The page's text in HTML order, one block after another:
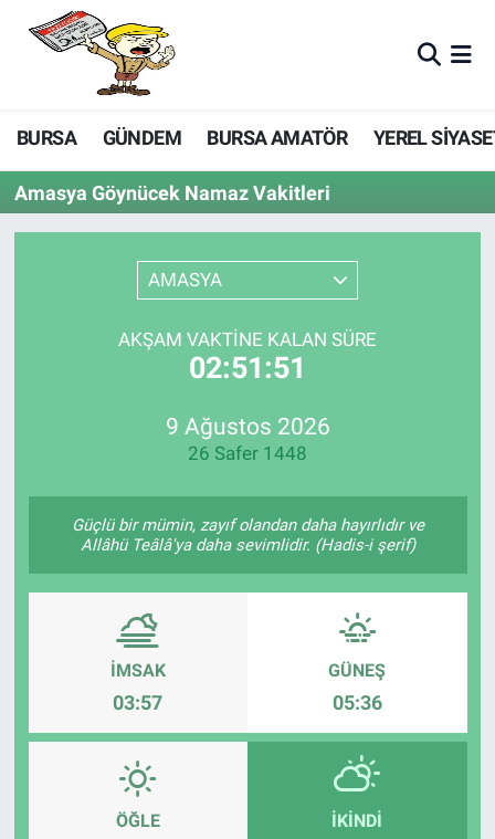
BURSA GÜNDEM BURSA AMATÖR YEREL
Amasya Göynücek Namaz Vakitleri
AMASYA
AKŞAM VAKTINE KALAN SÜRE
02:51:51
9 Ağustos 2026
26 Safer 1448
Güçlü bir mümin, zayıf olandan daha hayırlıdır ve
Allâhü Teâlâ'ya daha sevimlidir. (Hadis-i şerif)
İMSAK
03:57
GÜNEŞ
05:36
ÖĞLE İKINDI